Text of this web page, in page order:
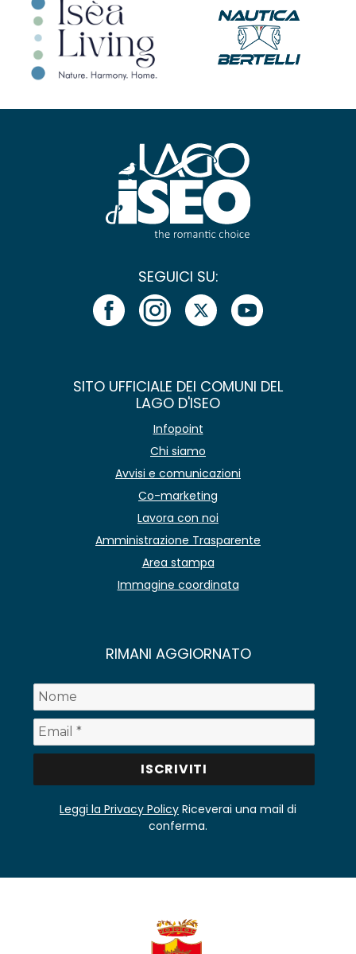
SEGUICI SU:
SITO UFFICIALE DEI COMUNI DEL
LAGO D'ISEO
Infopoint
Chi siamo
Avvisi e comunicazioni
Co-marketing
Lavora con noi
Amministrazione Trasparente
Area stampa
Immagine coordinata
RIMANI AGGIORNATO
Leggi la Privacy Policy Riceverai una mail di
conferma.